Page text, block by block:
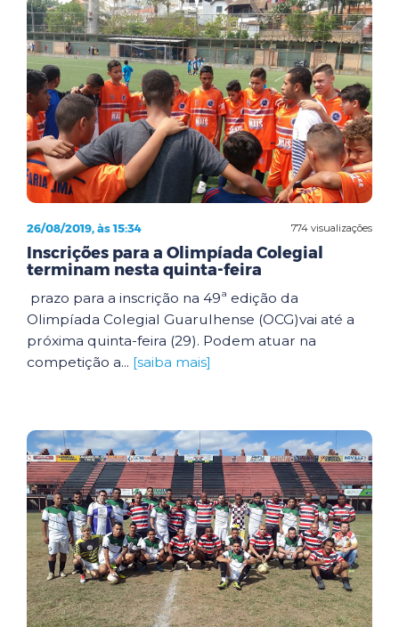
774 visualizações
26/08/2019, às 15:34
Inscrições para a Olimpíada Colegial
terminam nesta quinta-feira
prazo para a inscrição na 49ª edição da
Olimpíada Colegial Guarulhense (OCG)vai até a
próxima quinta-feira (29). Podem atuar na
competição a... [saiba mais]